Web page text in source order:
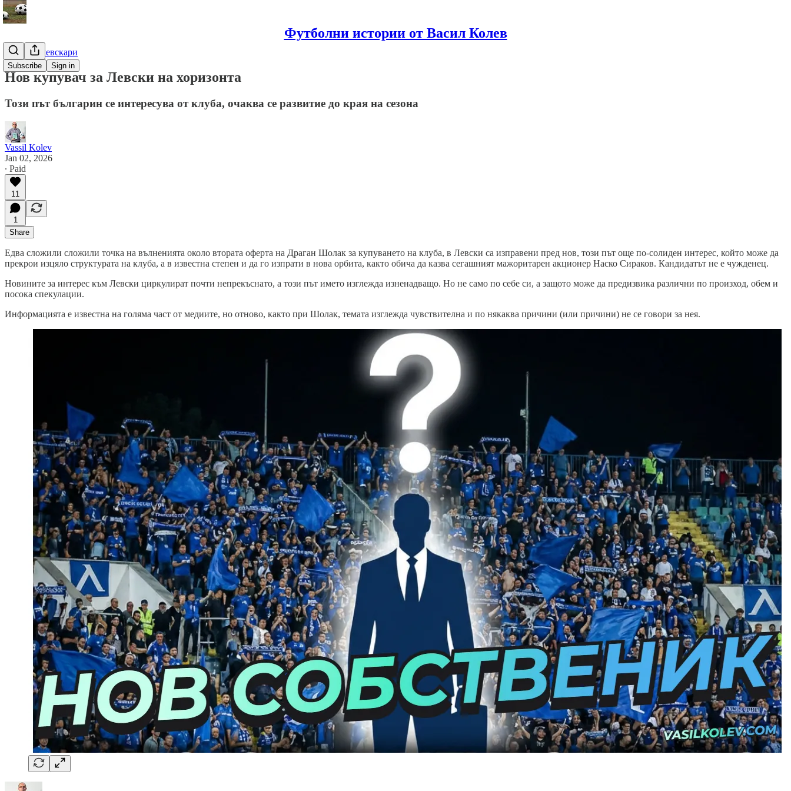
Футболни истории от Васил Колев
Subscribe Sign in
Гурме за левскари
Нов купувач за Левски на хоризонта
Този път българин се интересува от клуба, очаква се развитие до края на сезона
Vassil Kolev
Jan 02, 2026
∙ Paid
11
1
Share
Едва сложили сложили точка на вълненията около втората оферта на Драган Шолак за купуването на клуба, в Левски са изправени пред нов, този път още по-солиден интерес, който може да
прекрои изцяло структурата на клуба, а в известна степен и да го изпрати в нова орбита, както обича да казва сегашният мажоритарен акционер Наско Сираков. Кандидатът не е чужденец.
Новините за интерес към Левски циркулират почти непрекъснато, а този път името изглежда изненадващо. Но не само по себе си, а защото може да предизвика различни по произход, обем и
посока спекулации.
Информацията е известна на голяма част от медиите, но отново, както при Шолак, темата изглежда чувствителна и по някаква причини (или причини) не се говори за нея.